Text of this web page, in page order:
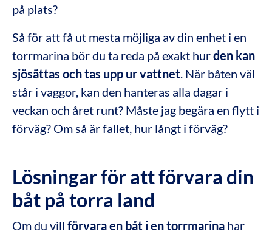
på plats?
Så för att få ut mesta möjliga av din enhet i en
torrmarina bör du ta reda på exakt hurden kan
sjösättas och tas upp ur vattnet. När båten väl
står i vaggor, kan den hanteras alla dagar i
veckan och året runt? Måste jag begära en flytt i
förväg? Om så är fallet, hur långt i förväg?
Lösningar för att förvara din
båt på torra land
Om du vill förvaraen båt i en torrmarina har